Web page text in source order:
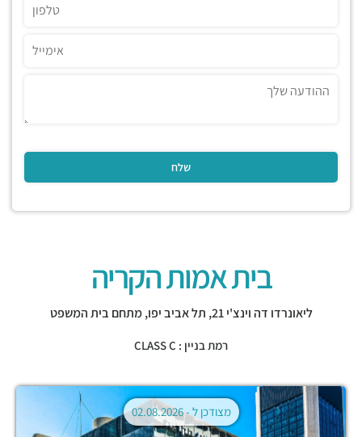
בית אמות הקריה
ליאונרדו דה וינצ'י 21, תל אביב יפו,מתחם בית המשפט
רמת בניין : CLASS C
מצודכן ל -02.08.2026